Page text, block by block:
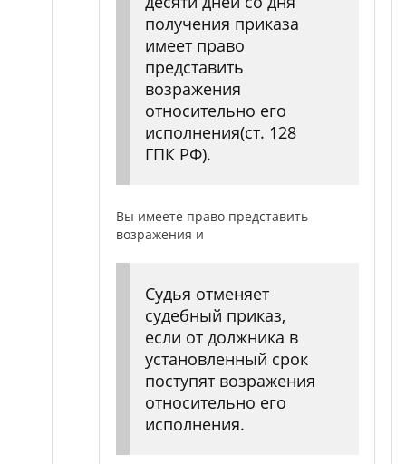
получения приказа
имеет право
представить
возражения
относительно его
исполнения(ст. 128
ГПК РФ).
Вы имеете право представить
возражения и
Судья отменяет
судебный приказ,
если от должника в
установленный срок
поступят возражения
относительно его
исполнения.